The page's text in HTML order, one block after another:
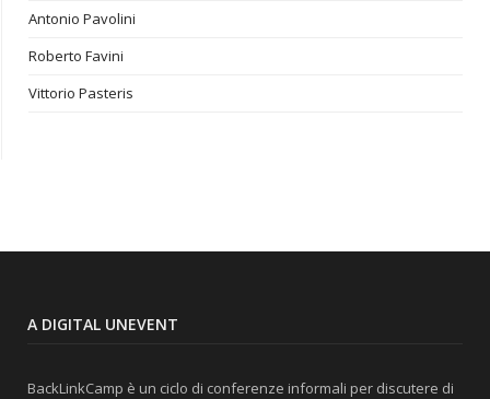
Antonio Pavolini
Roberto Favini
Vittorio Pasteris
A DIGITAL UNEVENT
BackLinkCamp è un ciclo di conferenze informali per discutere di